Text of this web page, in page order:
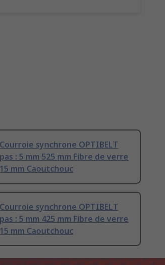
Courroie synchrone OPTIBELT
pas : 5 mm 525 mm Fibre de verre
15 mm Caoutchouc
Courroie synchrone OPTIBELT
pas : 5 mm 425 mm Fibre de verre
15 mm Caoutchouc